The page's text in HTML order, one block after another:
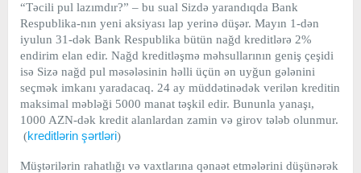
“Təcili pul lazımdır?” – bu sual Sizdə yarandıqda Bank
Respublika-nın yeni aksiyası lap yerinə düşər. Mayın 1-dən
iyulun 31-dək Bank Respublika bütün nağd kreditlərə 2%
endirim elan edir. Nağd kreditləşmə məhsullarının geniş çeşidi
isə Sizə nağd pul məsələsinin həlli üçün ən uyğun gələnini
seçmək imkanı yaradacaq. 24 ay müddətinədək verilən kreditin
maksimal məbləği 5000 manat təşkil edir. Bununla yanaşı,
1000 AZN-dək kredit alanlardan zamin və girov tələb olunmur.
(kreditlərin şərtləri)
Müştərilərin rahatlığı və vaxtlarına qənaət etmələrini düşünərək